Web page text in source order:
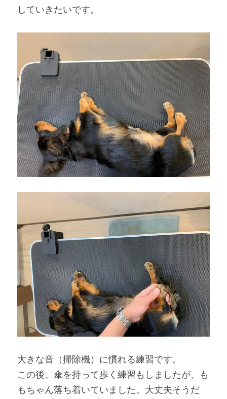
していきたいです。
大きな音（掃除機）に慣れる練習です。
この後、傘を持って歩く練習もしましたが、も
もちゃん落ち着いていました。大丈夫そうだ